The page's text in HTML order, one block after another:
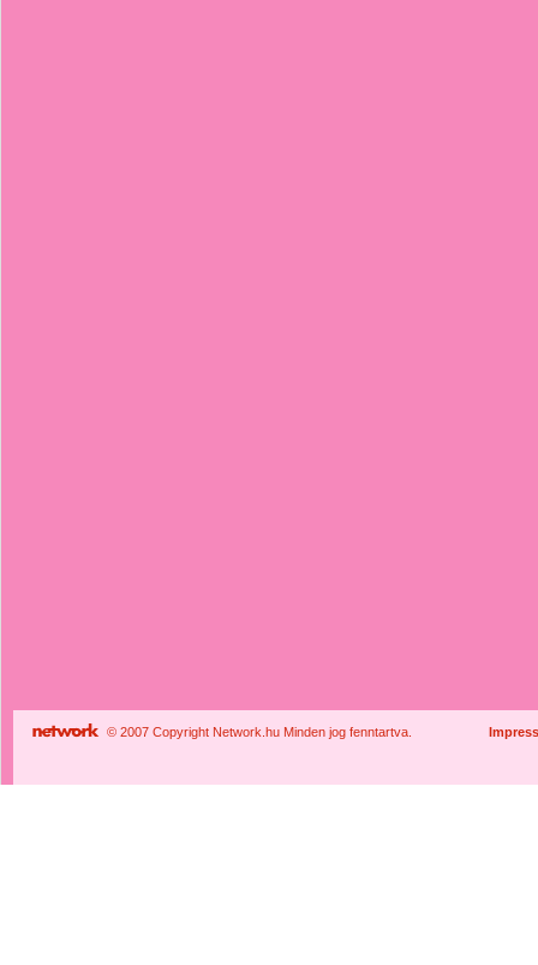
© 2007 Copyright Network.hu Minden jog fenntartva.